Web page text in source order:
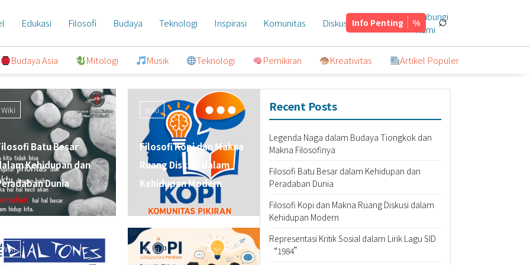
Edukasi Filosofi Budaya Teknologi Inspirasi Komunitas Diskusi Tentang
Hubungi
Kami
⌕
Info Penting
Budaya Asia Mitologi Musik Teknologi Pemikiran Kreativitas Artikel Populer
Wiki
Batu Besar
Kehidupan dan
Dunia
Wiki
Filosofi Kopi dan Makna
Ruang Diskusi dalam
Kehidupan Modern
Wiki Wiki
Recent Posts
Legenda Naga dalam Budaya Tiongkok dan
Makna Filosofinya
Filosofi Batu Besar dalam Kehidupan dan
Peradaban Dunia
Filosofi Kopi dan Makna Ruang Diskusi dalam
Kehidupan Modern
Representasi Kritik Sosial dalam Lirik Lagu SID
“1984”